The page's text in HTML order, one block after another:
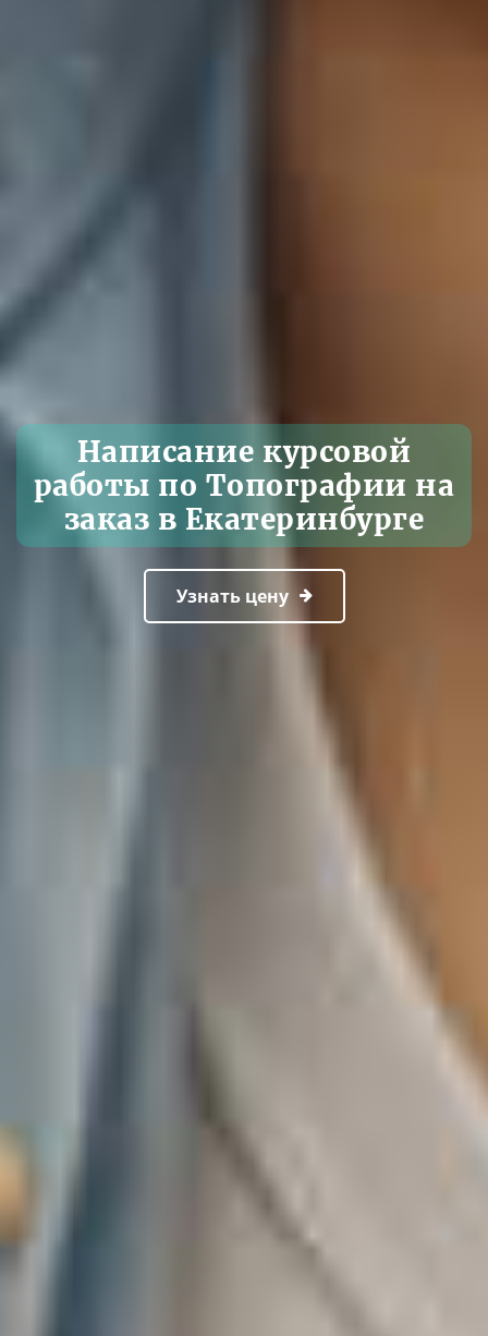
Написание курсовой
работы по Топографии на
заказ в Екатеринбурге
Узнать цену